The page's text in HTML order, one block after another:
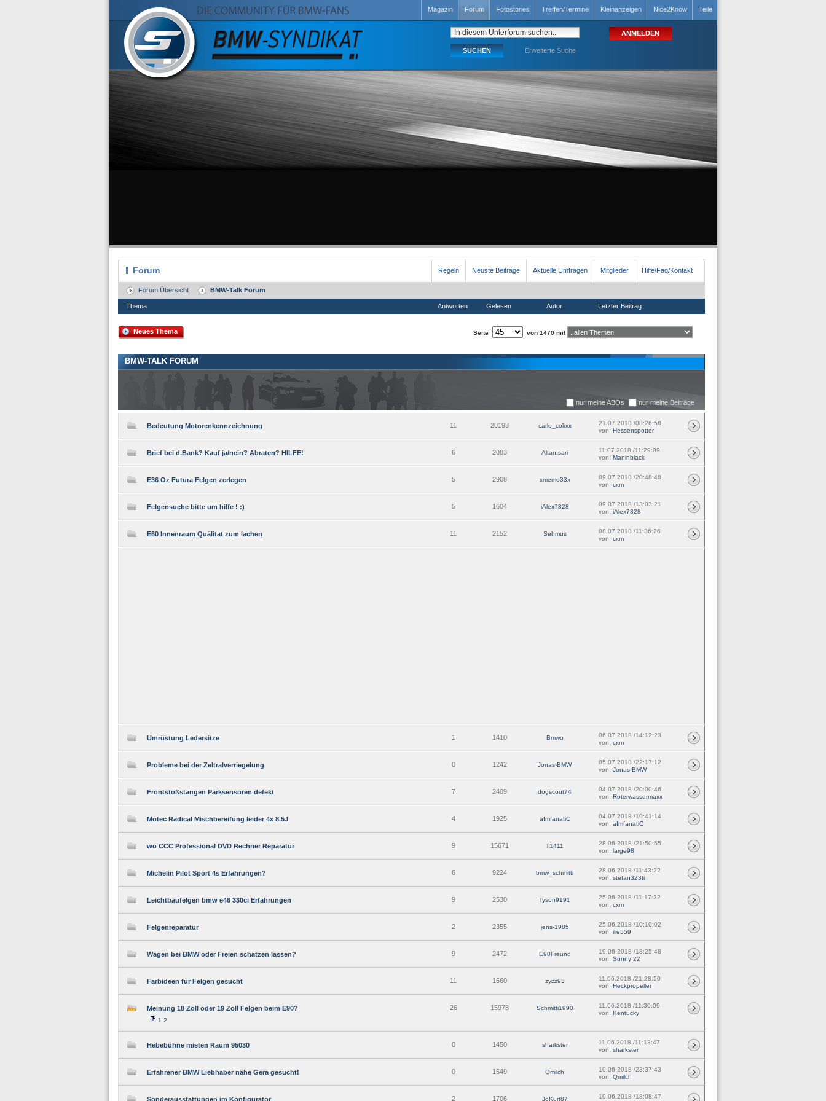
Magazin Forum Fotostories Treffen/Termine Kleinanzeigen Nice2Know Teile
Erweiterte Suche
Forum Regeln Neuste Beiträge Aktuelle Umfragen Mitglieder Hilfe/Faq/Kontakt
Forum Übersicht BMW-Talk Forum
Thema Antworten Gelesen Autor Letzter Beitrag
Neues Thema Seite von 1470 mit
BMW-TALK FORUM
nur meine ABOs nur meine Beiträge
Bedeutung Motorenkennzeichnung 11 20193 carlo_cokxx
21.07.2018 /08:26:58
von: Hessenspotter
Brief bei d.Bank? Kauf ja/nein? Abraten? HILFE! 6 2083 Altan.sari
11.07.2018 /11:29:09
von: Maninblack
E36 Oz Futura Felgen zerlegen 5 2908 xmemo33x
09.07.2018 /20:48:48
von: cxm
Felgensuche bitte um hilfe ! :) 5 1604 iAlex7828
09.07.2018 /13:03:21
von: iAlex7828
E60 Innenraum Quälitat zum lachen 11 2152 Sehmus
08.07.2018 /11:36:26
von: cxm
Umrüstung Ledersitze 1 1410 Bmwo
06.07.2018 /14:12:23
von: cxm
Probleme bei der Zeltralverriegelung 0 1242 Jonas-BMW
05.07.2018 /22:17:12
von: Jonas-BMW
Frontstoßstangen Parksensoren defekt 7 2409 dogscout74
04.07.2018 /20:00:46
von: Roterwassermaxx
Motec Radical Mischbereifung leider 4x 8.5J 4 1925 aImfanatiC
04.07.2018 /19:41:14
von: aImfanatiC
wo CCC Professional DVD Rechner Reparatur 9 15671 T1411
28.06.2018 /21:50:55
von: large98
Michelin Pilot Sport 4s Erfahrungen? 6 9224 bmw_schmitti
28.06.2018 /11:43:22
von: stefan323ti
Leichtbaufelgen bmw e46 330ci Erfahrungen 9 2530 Tyson9191
25.06.2018 /11:17:32
von: cxm
Felgenreparatur 2 2355 jens-1985
25.06.2018 /10:10:02
von: ilie559
Wagen bei BMW oder Freien schätzen lassen? 9 2472 E90Freund
19.06.2018 /18:25:48
von: Sunny 22
Farbideen für Felgen gesucht 11 1660 zyzz93
11.06.2018 /21:28:50
von: Heckpropeller
Meinung 18 Zoll oder 19 Zoll Felgen beim E90?
1 2
26 15978 Schmitti1990
11.06.2018 /11:30:09
von: Kentucky
Hebebühne mieten Raum 95030 0 1450 sharkster
11.06.2018 /11:13:47
von: sharkster
Erfahrener BMW Liebhaber nähe Gera gesucht! 0 1549 Qmilch
10.06.2018 /23:37:43
von: Qmilch
Sonderausstattungen im Konfigurator 2 1706 JoKurt87
10.06.2018 /18:08:47